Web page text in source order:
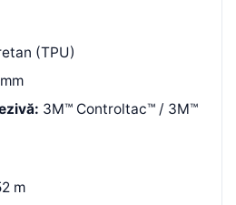
(TPU)
3M™ Controltac™ / 3M™
m